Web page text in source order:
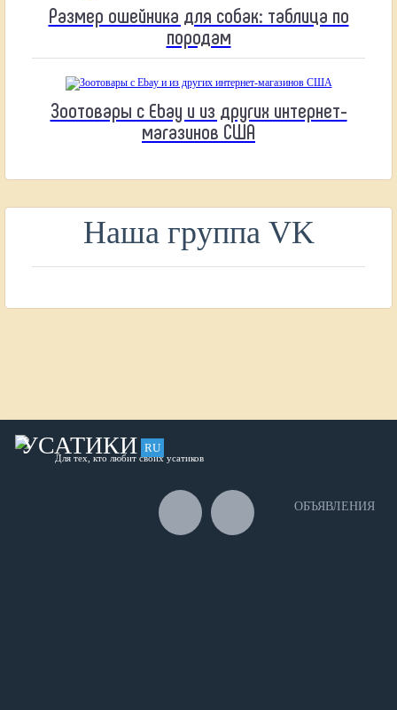
Размер ошейника для собак: таблица по
породам
Зоотовары с Ebay и из других интернет-
магазинов США
Наша группа VK
УСАТИКИ RU
Для тех, кто любит своих усатиков
ОБЪЯВЛЕНИЯ